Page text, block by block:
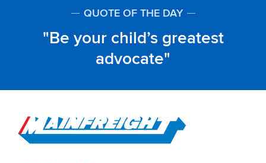
QUOTE OF THE DAY
Be your child’s greatest
advocate
Go to Home